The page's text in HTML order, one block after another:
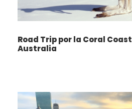
Road Trip por la Coral Coast
Australia